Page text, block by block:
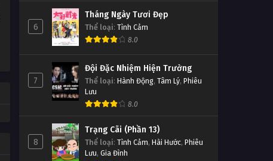
6
Tháng Ngày Tươi Đẹp
Thể loại: Tình Cảm
8.0
7
Đội Đặc Nhiệm Hiện Trường
Thể loại: Hành Động, Tâm Lý, Phiêu
Lưu
8.0
8
Trạng Cãi (Phần 13)
Thể loại: Tình Cảm, Hài Hước, Phiêu
Lưu, Gia Đình